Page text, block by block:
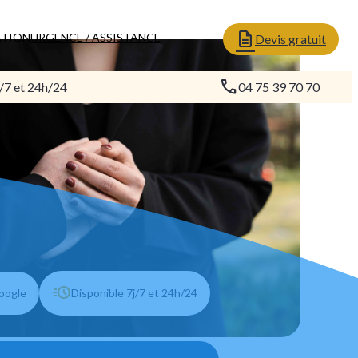
URGENCE / ASSISTANCE Devis gratuit
et 24h/24 04 75 39 70 70
Disponible 7j/7 et 24h/24